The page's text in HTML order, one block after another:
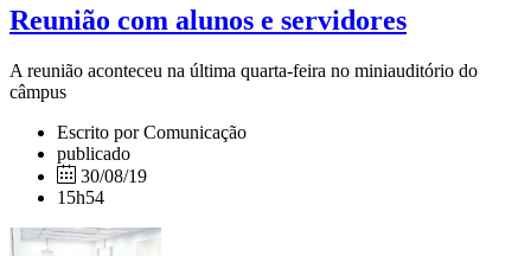
Reunião com alunos e servidores
A reunião aconteceu na última quarta-feira no miniauditório do
câmpus
Escrito por Comunicação
publicado
30/08/19
15h54